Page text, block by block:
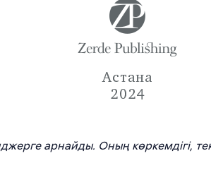
арнайды. Оның көркемдігі,